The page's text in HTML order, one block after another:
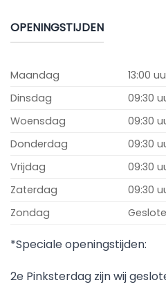
OPENINGSTIJDEN
Maandag
13:00
Dinsdag
09:30
Woensdag
09:30
Donderdag
09:30
Vrijdag
09:30
Zaterdag
09:30
Zondag
*Speciale openingstijden:
2e Pinksterdag zijn wij